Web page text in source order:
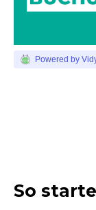
Powered by
So